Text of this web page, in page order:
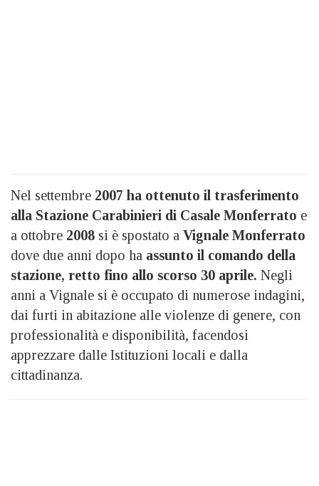
Nel settembre 2007 ha ottenuto il trasferimento
alla Stazione Carabinieri di Casale Monferrato e
a ottobre 2008 si è spostato a Vignale Monferrato
dove due anni dopo ha assunto il comando della
stazione, retto fino allo scorso 30 aprile. Negli
anni a Vignale si è occupato di numerose indagini,
dai furti in abitazione alle violenze di genere, con
professionalità e disponibilità, facendosi
apprezzare dalle Istituzioni locali e dalla
cittadinanza.